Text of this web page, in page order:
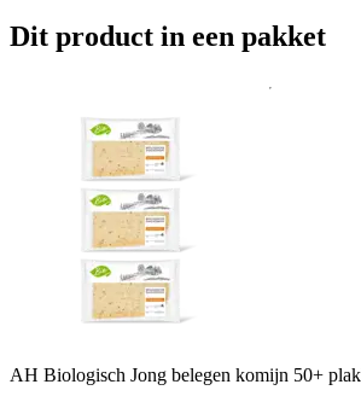
Dit product in een pakket
AH Biologisch Jong belegen komijn 50+